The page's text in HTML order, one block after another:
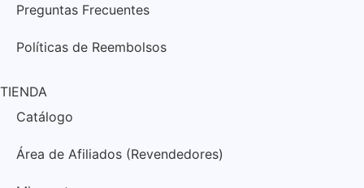
Preguntas Frecuentes
Políticas de Reembolsos
TIENDA
Catálogo
Área de Afiliados (Revendedores)